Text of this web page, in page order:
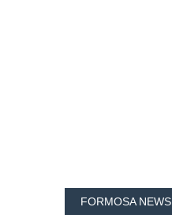
FORMOSA NEWS